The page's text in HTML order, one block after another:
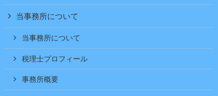
当事務所について
当事務所について
税理士プロフィール
事務所概要